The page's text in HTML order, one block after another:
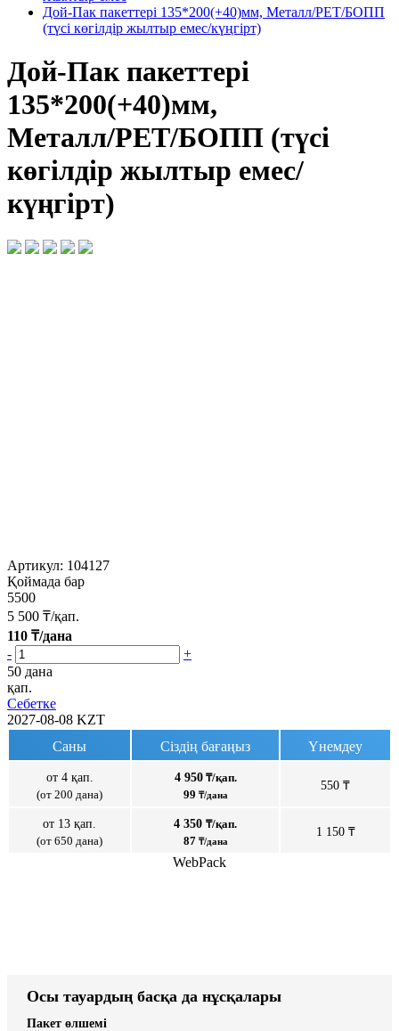
Дой-Пак пакеттері 135*200(+40)мм, Металл/PET/БОПП
(түсі көгілдір жылтыр емес/күңгірт)
Дой-Пак пакеттері
135*200(+40)мм,
Металл/PET/БОПП (түсі
көгілдір жылтыр емес/
күңгірт)
Артикул: 104127
Қоймада бар
5500
5 500 ₸/қап.
110 ₸/дана
-
+
50 дана
қап.
Себетке
2027-08-08 KZT
Саны
Сіздің бағаңыз Үнемдеу
от 4 қап.
(от 200 дана)
4 950₸/қап.
99 ₸/дана
550 ₸
от 13 қап.
(от 650 дана)
4 350 ₸/қап.
87 ₸/дана
1 150 ₸
WebPack
Осы тауардың басқа да нұсқалары
Пакет өлшемі